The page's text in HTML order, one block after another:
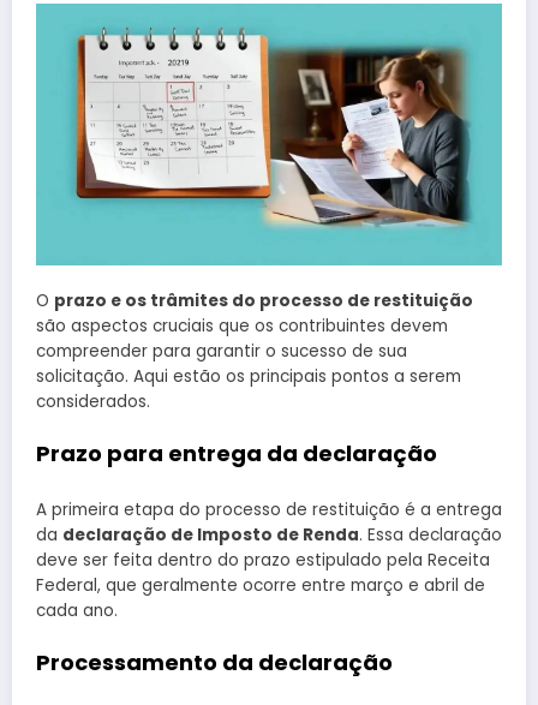
O prazo e os trâmites do processo de restituição
são aspectos cruciais que os contribuintes devem
compreender para garantir o sucesso de sua
solicitação. Aqui estão os principais pontos a serem
considerados.
Prazo para entrega da declaração
A primeira etapa do processo de restituição é a entrega
da declaração de Imposto de Renda. Essa declaração
deve ser feita dentro do prazo estipulado pela Receita
Federal, que geralmente ocorre entre março e abril de
cada ano.
Processamento da declaração